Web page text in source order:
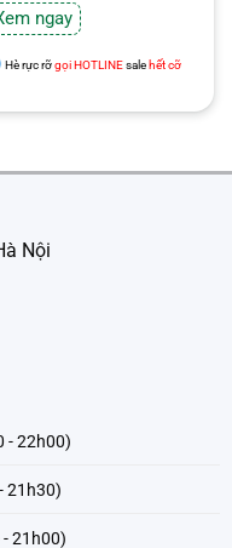
ngay
Hè rực rỡgọi HOTLINEsale hết cỡ
Nội
- 22h00)
21h30)
21h00)